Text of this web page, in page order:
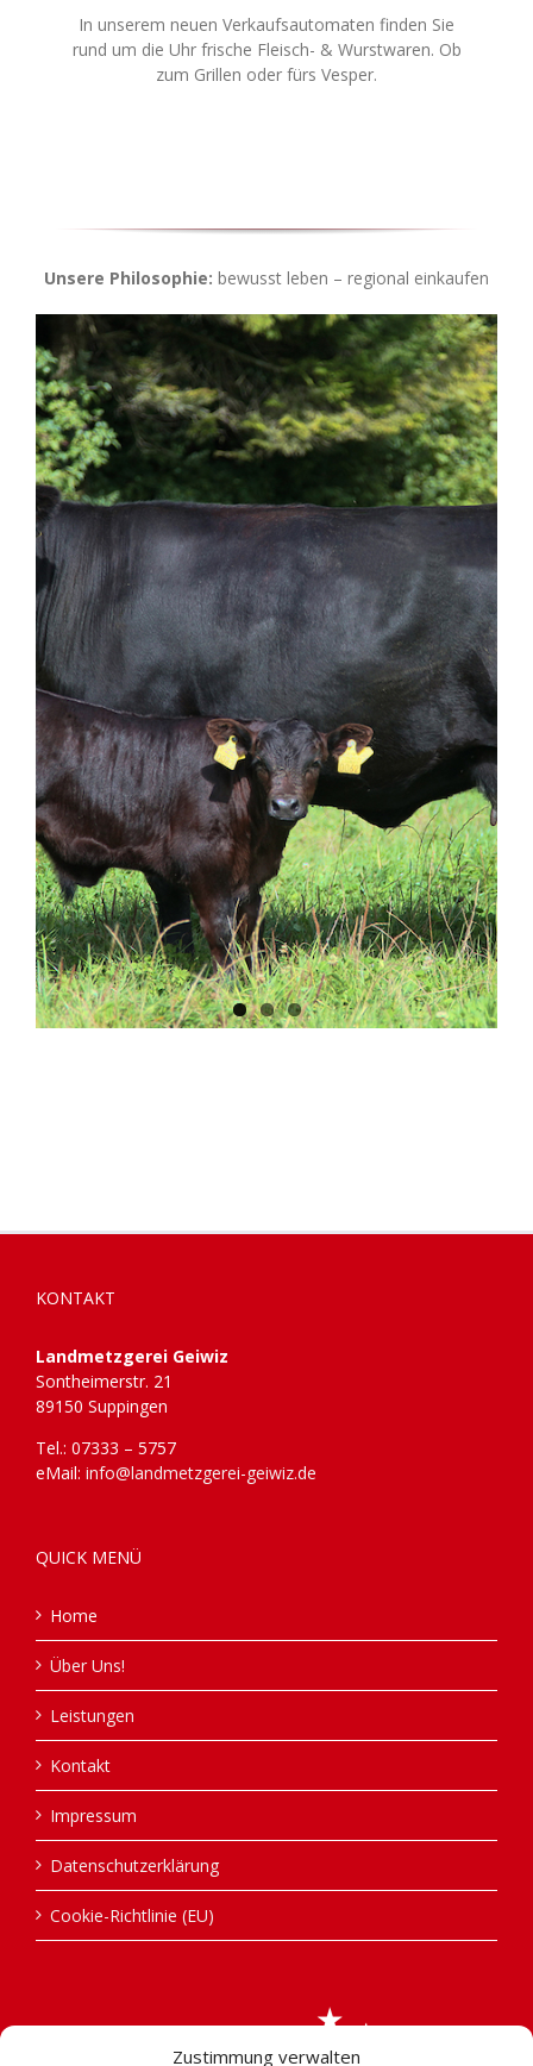
Zustimmung verwalten
In unserem neuen Verkaufsautomaten finden Sie
rund um die Uhr frische Fleisch- & Wurstwaren. Ob
zum Grillen oder fürs Vesper.
Unsere Philosophie: bewusst leben – regional einkaufen
KONTAKT
Landmetzgerei Geiwiz
Sontheimerstr. 21
89150 Suppingen
Tel.: 07333 – 5757
eMail: info@landmetzgerei-geiwiz.de
QUICK MENÜ
Home
Über Uns!
Leistungen
Kontakt
Impressum
Datenschutzerklärung
Cookie-Richtlinie (EU)